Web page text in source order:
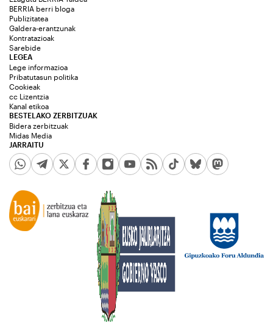
BERRIA berri bloga
Publizitatea
Galdera-erantzunak
Kontratazioak
Sarebide
JARRAITU
LEGEA
Lege informazioa
Pribatutasun politika
Cookieak
cc Lizentzia
Kanal etikoa
BESTELAKO ZERBITZUAK
Bidera zerbitzuak
Midas Media